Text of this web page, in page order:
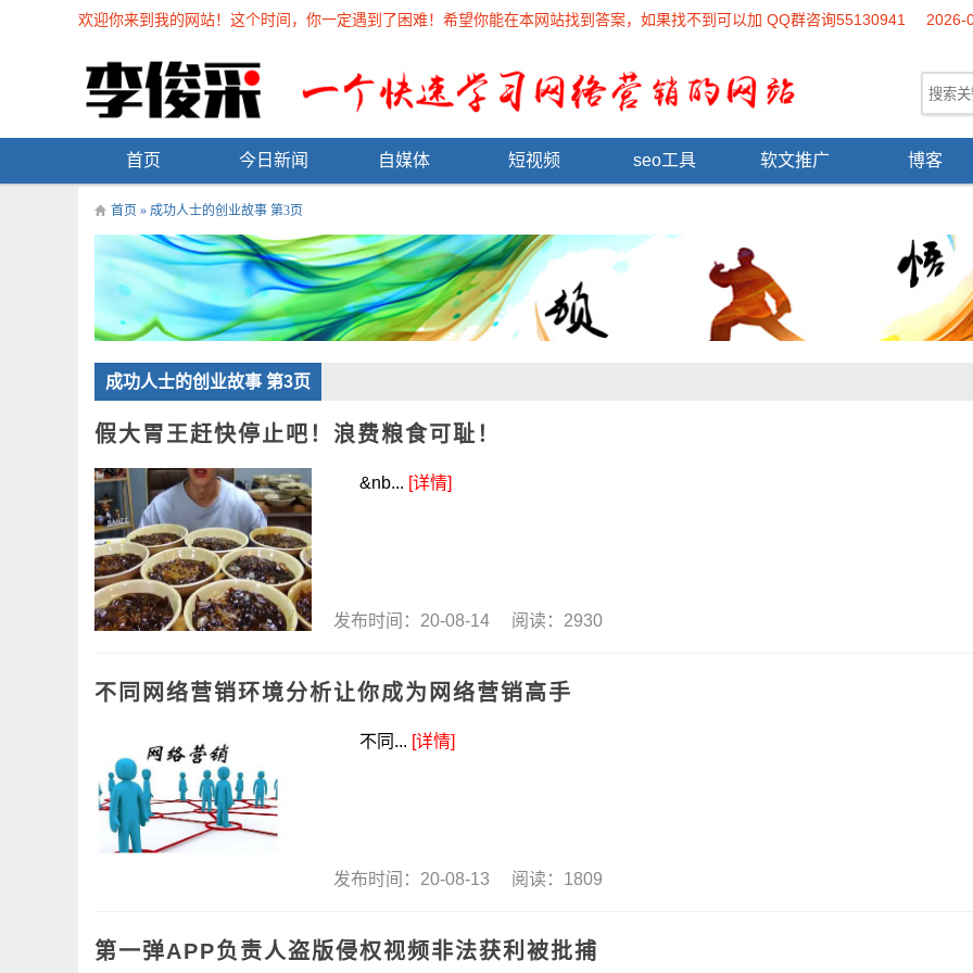
欢迎你来到我的网站！这个时间，你一定遇到了困难！希望你能在本网站找到答案，如果找不到可以加 QQ群咨询55130941 2026-
首页 今日新闻 自媒体 短视频 seo工具 软文推广 博客
首页 » 成功人士的创业故事 第3页
成功人士的创业故事 第3页
假大胃王赶快停止吧！浪费粮食可耻！
&nb... [详情]
发布时间：20-08-14 阅读：2930
不同网络营销环境分析让你成为网络营销高手
不同... [详情]
发布时间：20-08-13 阅读：1809
第一弹APP负责人盗版侵权视频非法获利被批捕